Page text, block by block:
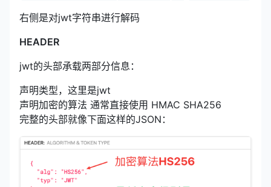
右侧是对jwt字符串进行解码
HEADER
jwt的头部承载两部分信息：
声明类型，这里是jwt
声明加密的算法 通常直接使用 HMAC SHA256
完整的头部就像下面这样的JSON：